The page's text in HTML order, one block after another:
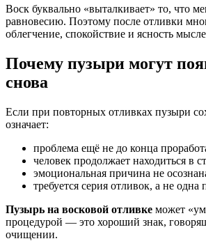
Воск буквально «выталкивает» то, что
равновесию. Поэтому после отливки
облегчение, спокойствие и ясность
Почему пузыри могут
снова
Если при повторных отливках пузыри
означает:
проблема ещё не до конца
человек продолжает находиться в
эмоциональная причина не
требуется серия отливок, а не одна
Пузырь на восковой отливке может
процедурой — это хороший знак,
очищении.